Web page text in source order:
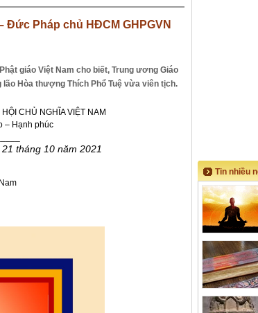
Pháp chủ HĐCM GHPGVN
giáo Việt Nam cho biết, Trung ương Giáo
Hòa thượng Thích Phổ Tuệ vừa viên tịch.
CHỦ NGHĨA VIỆT NAM
– Hạnh phúc
tháng 10 năm 2021
Tin nhiều